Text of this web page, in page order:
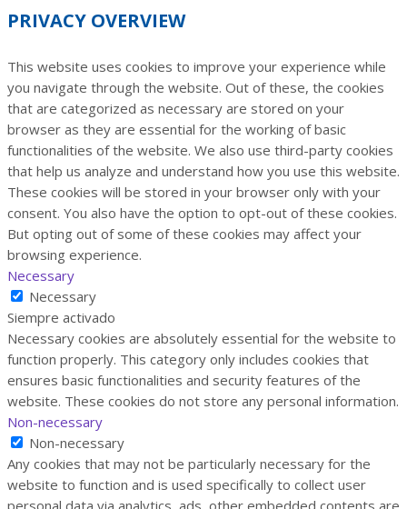
PRIVACY OVERVIEW
This website uses cookies to improve your experience while
you navigate through the website. Out of these, the cookies
that are categorized as necessary are stored on your
browser as they are essential for the working of basic
functionalities of the website. We also use third-party cookies
that help us analyze and understand how you use this website.
These cookies will be stored in your browser only with your
consent. You also have the option to opt-out of these cookies.
But opting out of some of these cookies may affect your
browsing experience.
Necessary
Necessary
Siempre activado
Necessary cookies are absolutely essential for the website to
function properly. This category only includes cookies that
ensures basic functionalities and security features of the
website. These cookies do not store any personal information.
Non-necessary
Non-necessary
Any cookies that may not be particularly necessary for the
website to function and is used specifically to collect user